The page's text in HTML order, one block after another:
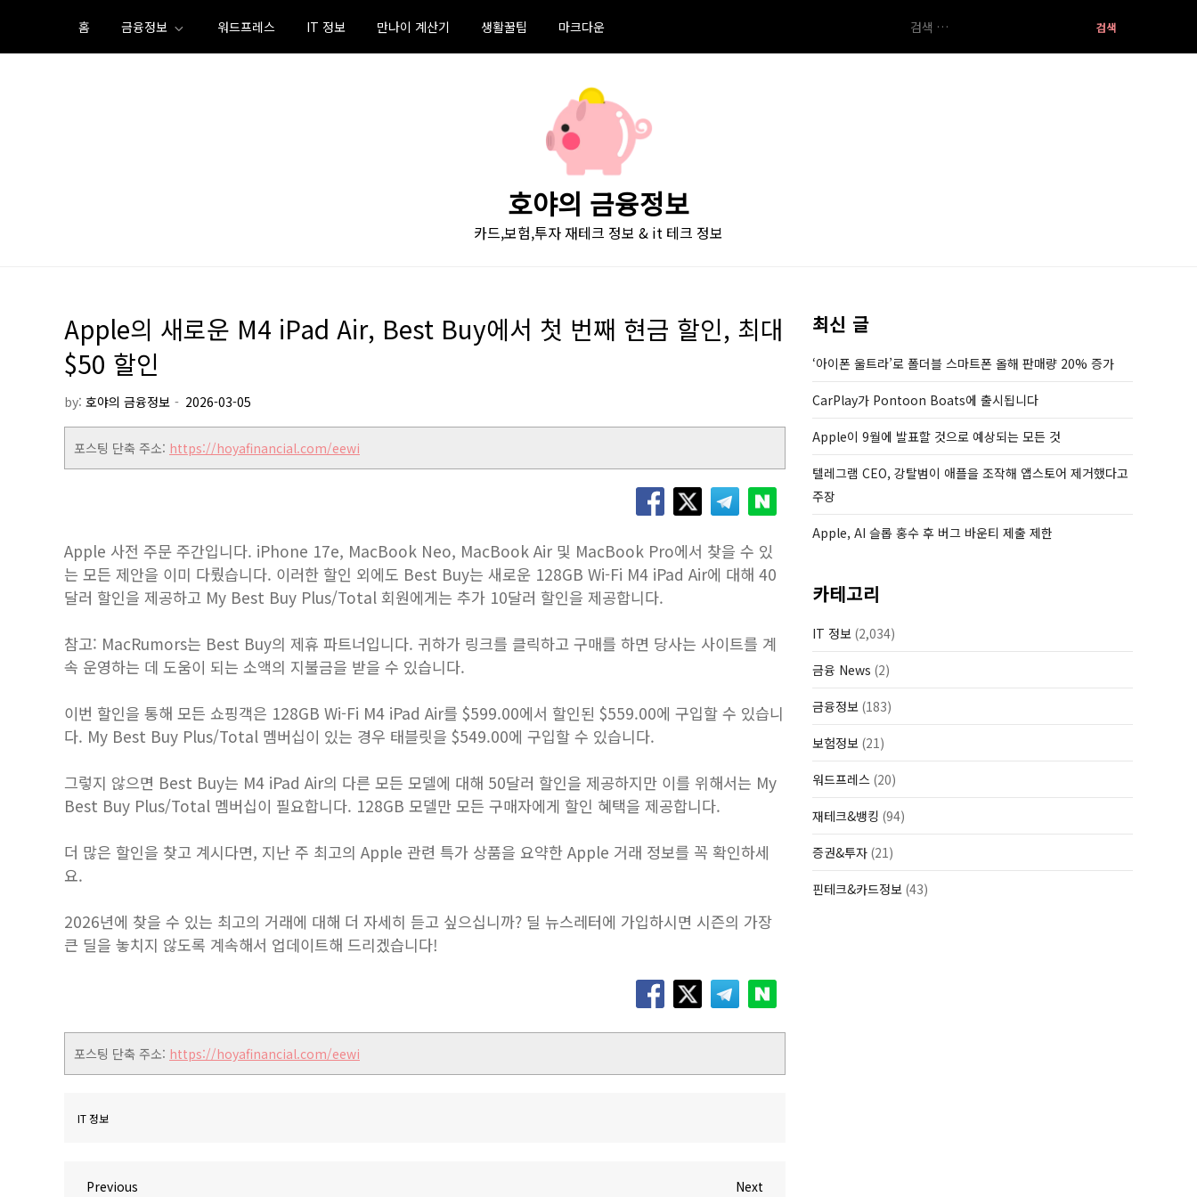
content
홈 금융정보 워드프레스 IT 정보 만나이 계산기 생활꿀팁 마크다운
색:
호야의 금융정보
카드,보험,투자 재테크 정보 & it 테크 정보
Apple의 새로운 M4 iPad Air, Best Buy에서 첫 번째 현금 할인, 최대
$50 할인
by: 호야의 금융정보
포스팅 단축 주소: https://hoyafinancial.com/eewi
Apple 사전 주문 주간입니다. iPhone 17e, MacBook Neo, MacBook Air 및 MacBook Pro에서 찾을 수 있
는 모든 제안을 이미 다뤘습니다. 이러한 할인 외에도 Best Buy는 새로운 128GB Wi-Fi M4 iPad Air에 대해 40
달러 할인을 제공하고 My Best Buy Plus/Total 회원에게는 추가 10달러 할인을 제공합니다.
참고: MacRumors는 Best Buy의 제휴 파트너입니다. 귀하가 링크를 클릭하고 구매를 하면 당사는 사이트를 계
속 운영하는 데 도움이 되는 소액의 지불금을 받을 수 있습니다.
이번 할인을 통해 모든 쇼핑객은 128GB Wi-Fi M4 iPad Air를 $599.00에서 할인된 $559.00에 구입할 수 있습니
다. My Best Buy Plus/Total 멤버십이 있는 경우 태블릿을 $549.00에 구입할 수 있습니다.
그렇지 않으면 Best Buy는 M4 iPad Air의 다른 모든 모델에 대해 50달러 할인을 제공하지만 이를 위해서는 My
Best Buy Plus/Total 멤버십이 필요합니다. 128GB 모델만 모든 구매자에게 할인 혜택을 제공합니다.
더 많은 할인을 찾고 계시다면, 지난 주 최고의 Apple 관련 특가 상품을 요약한 Apple 거래 정보를 꼭 확인하세
요.
2026년에 찾을 수 있는 최고의 거래에 대해 더 자세히 듣고 싶으십니까? 딜 뉴스레터에 가입하시면 시즌의 가장
큰 딜을 놓치지 않도록 계속해서 업데이트해 드리겠습니다!
포스팅 단축 주소: https://hoyafinancial.com/eewi
IT 정보
Previous
Previous Next
최신 글
‘아이폰 울트라’로 폴더블 스마트폰 올해 판매량 20% 증가
CarPlay가 Pontoon Boats에 출시됩니다
Apple이 9월에 발표할 것으로 예상되는 모든 것
텔레그램 CEO, 강탈범이 애플을 조작해 앱스토어 제거했다고
주장
Apple, AI 슬롭 홍수 후 버그 바운티 제출 제한
카테고리
IT 정보 (2,034)
금융 News (2)
금융정보 (183)
보험정보 (21)
워드프레스 (20)
재테크&뱅킹 (94)
증권&투자 (21)
핀테크&카드정보 (43)